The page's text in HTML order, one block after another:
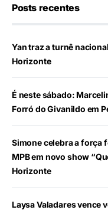
Posts recentes
Yan traz a turnê
Horizonte
É neste sábado:
Forró do Givanildo em
Simone celebra a força
MPB em novo show
Horizonte
Laysa Valadares vence